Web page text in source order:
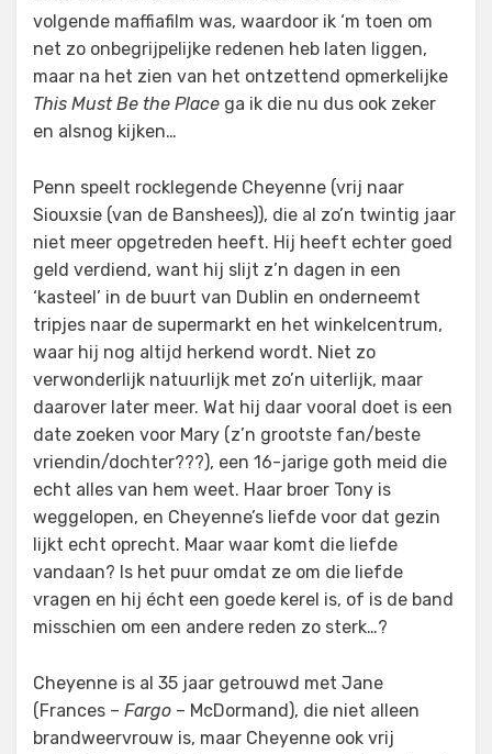
volgende maffiafilm was, waardoor ik ‘m toen om
net zo onbegrijpelijke redenen heb laten liggen,
maar na het zien van het ontzettend opmerkelijke
This Must Be the Place ga ik die nu dus ook zeker
en alsnog kijken…
Penn speelt rocklegende Cheyenne (vrij naar
Siouxsie (van de Banshees)), die al zo’n twintig jaar
niet meer opgetreden heeft. Hij heeft echter goed
geld verdiend, want hij slijt z’n dagen in een
‘kasteel’ in de buurt van Dublin en onderneemt
tripjes naar de supermarkt en het winkelcentrum,
waar hij nog altijd herkend wordt. Niet zo
verwonderlijk natuurlijk met zo’n uiterlijk, maar
daarover later meer. Wat hij daar vooral doet is een
date zoeken voor Mary (z’n grootste fan/beste
vriendin/dochter???), een 16-jarige goth meid die
echt alles van hem weet. Haar broer Tony is
weggelopen, en Cheyenne’s liefde voor dat gezin
lijkt echt oprecht. Maar waar komt die liefde
vandaan? Is het puur omdat ze om die liefde
vragen en hij écht een goede kerel is, of is de band
misschien om een andere reden zo sterk…?
Cheyenne is al 35 jaar getrouwd met Jane
(Frances – Fargo – McDormand), die niet alleen
brandweervrouw is, maar Cheyenne ook vrij